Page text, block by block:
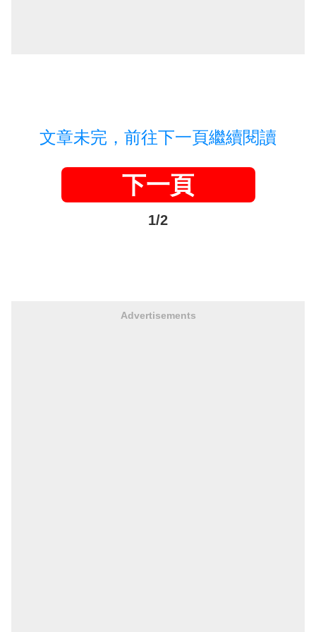
文章未完，前往下一頁繼續閱讀
下一頁
1/2
Advertisements